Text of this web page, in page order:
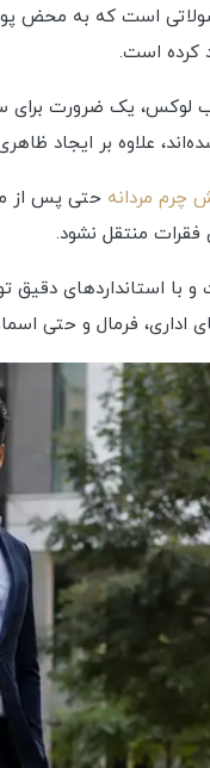
است که به محض
کرده است.
لوکس، یک ضرورت
علاوه بر ایجاد
چرم مردانه حتی پس از
منتقل نشود.
با استانداردهای
اداری، فرمال و حتی